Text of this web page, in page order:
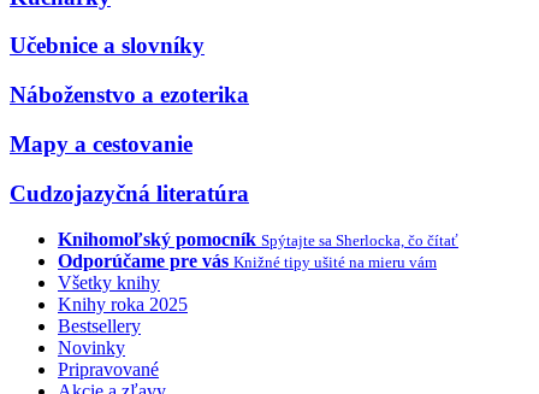
Učebnice a slovníky
Náboženstvo a ezoterika
Mapy a cestovanie
Cudzojazyčná literatúra
Knihomoľský pomocník Spýtajte sa Sherlocka, čo čítať
Odporúčame pre vás Knižné tipy ušité na mieru vám
Všetky knihy
Knihy roka 2025
Bestsellery
Novinky
Pripravované